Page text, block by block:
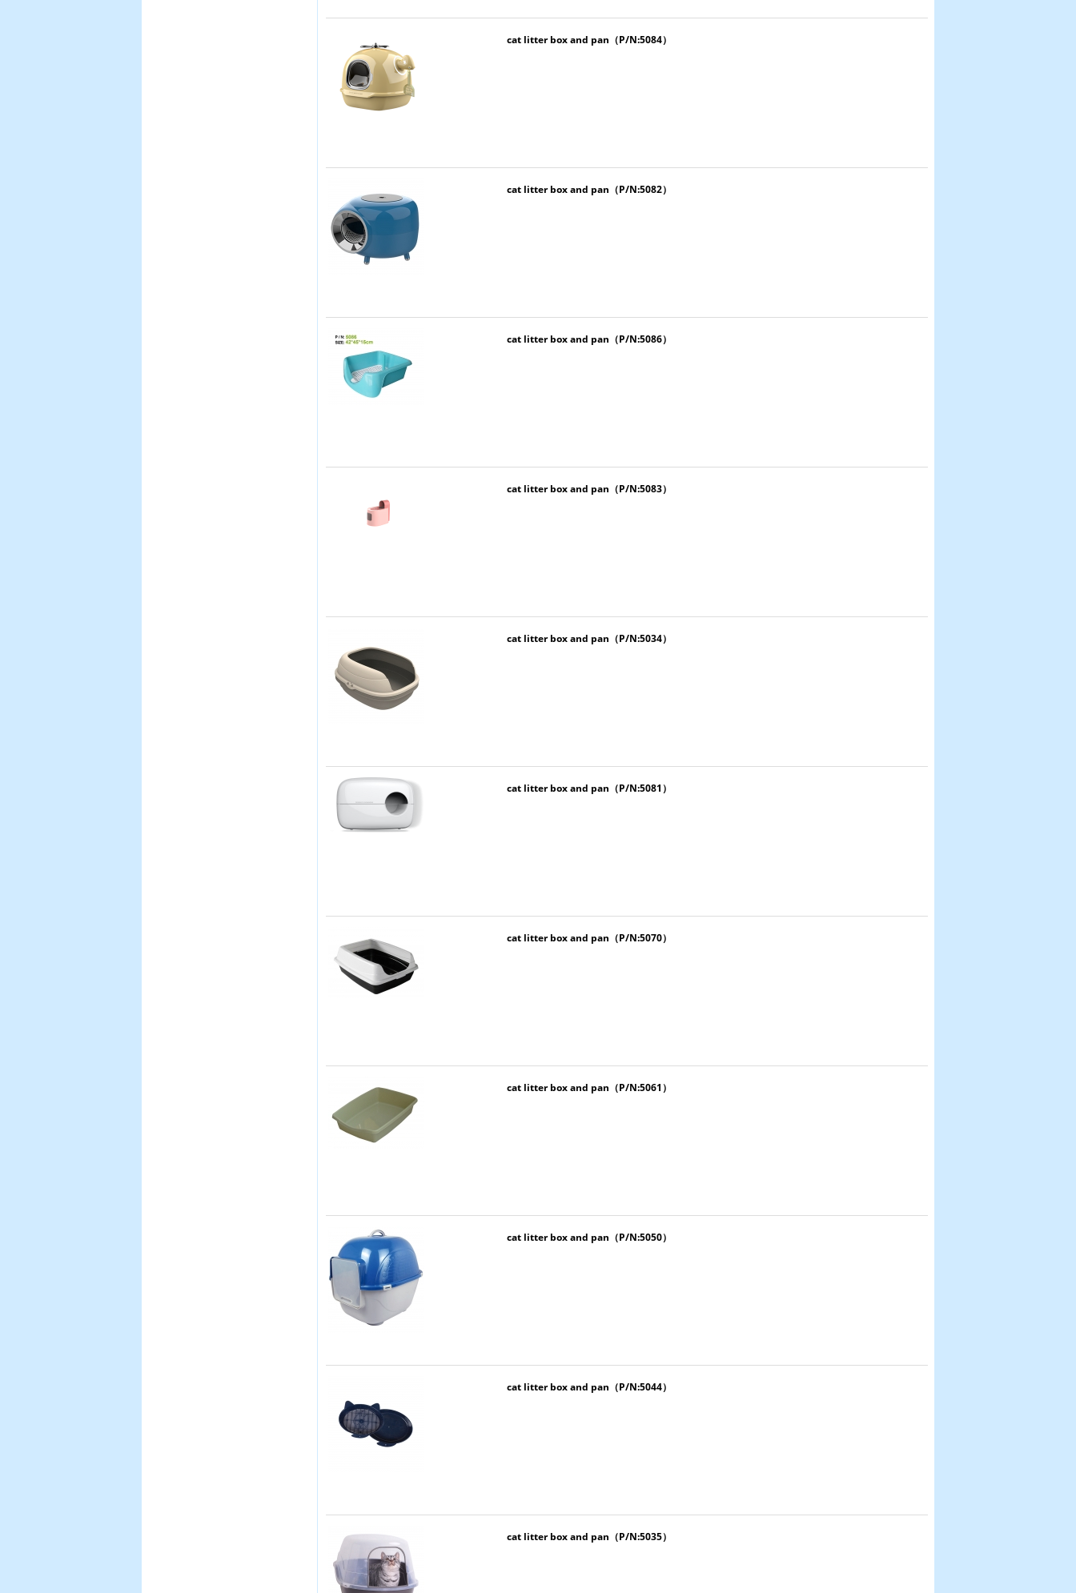
cat litter box and pan（P/N:5084）
cat litter box and pan（P/N:5082）
cat litter box and pan（P/N:5086）
cat litter box and pan（P/N:5083）
cat litter box and pan（P/N:5034）
cat litter box and pan（P/N:5081）
cat litter box and pan（P/N:5070）
cat litter box and pan（P/N:5061）
cat litter box and pan（P/N:5050）
cat litter box and pan（P/N:5044）
cat litter box and pan（P/N:5035）